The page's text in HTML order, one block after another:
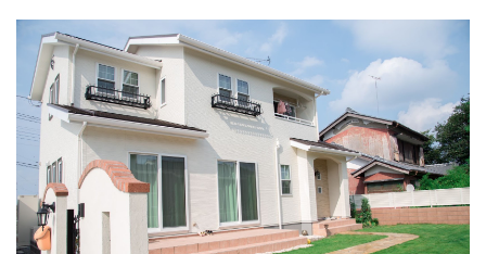
c
e
b
o
n
e